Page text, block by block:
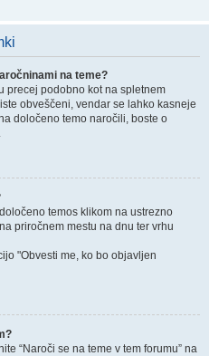
na teme?
precej podobno kot na spletnem
obveščeni, vendar se lahko kasneje
določeno temo naročili, boste o
temos klikom na ustrezno
priročnem mestu na dnu ter vrhu
"Obvesti me, ko bo objavljen
“Naroči se na teme v tem forumu” na